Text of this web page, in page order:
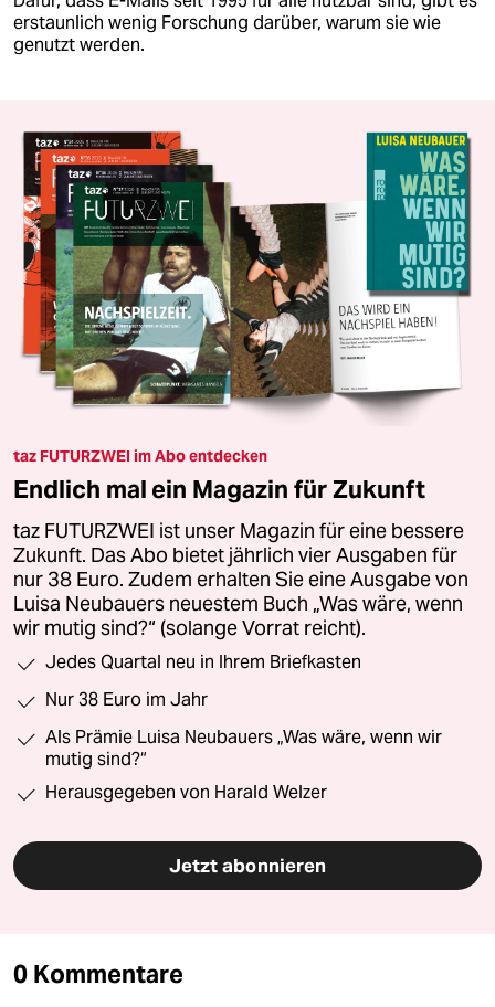
erstaunlich wenig Forschung darüber, warum sie wie
genutzt werden.
taz FUTURZWEI im Abo entdecken
Endlich mal ein Magazin für Zukunft
taz FUTURZWEI ist unser Magazin für eine bessere
Zukunft. Das Abo bietet jährlich vier Ausgaben für
nur 38 Euro. Zudem erhalten Sie eine Ausgabe von
Luisa Neubauers neuestem Buch „Was wäre, wenn
wir mutig sind?“ (solange Vorrat reicht).
Jedes Quartal neu in Ihrem Briefkasten
Nur 38 Euro im Jahr
Als Prämie Luisa Neubauers „Was wäre, wenn wir
mutig sind?“
Herausgegeben von Harald Welzer
Jetzt abonnieren
0 Kommentare